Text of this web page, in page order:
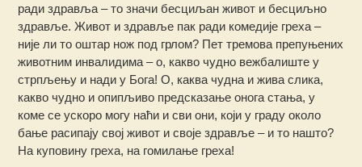
ради здравља – то значи бесциљан живот и бесциљно
здравље. Живот и здравље пак ради комедије греха –
није ли то оштар нож под грлом? Пет тремова препуњених
животним инвалидима – о, какво чудно вежбалиште у
стрпљењу и нади у Бога! О, каква чудна и жива слика,
какво чудно и опипљиво предсказање онога стања, у
коме се ускоро могу наћи и сви они, који у граду около
бање расипају свој живот и своје здравље – и то нашто?
На куповину греха, на гомилање греха!